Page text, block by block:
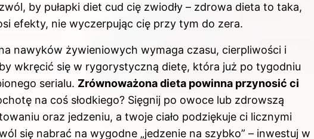
by pułapki diet cud cię zwiodły – zdrowa dieta to taka,
efekty, nie wyczerpując cię przy tym do zera.
nawyków żywieniowych wymaga czasu, cierpliwości i
wkręcić się w rygorystyczną dietę, która już po tygodniu
serialu. Zrównoważona dieta powinna przynosić ci
na coś słodkiego? Sięgnij po owoce lub zdrowszą
oraz jedzeniu, a twoje ciało podziękuje ci licznymi
się nabrać na wygodne „jedzenie na szybko” – inwestuj w